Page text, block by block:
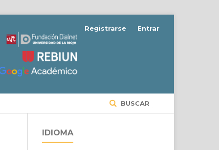
BUSCAR
Registrarse Entrar
IDIOMA